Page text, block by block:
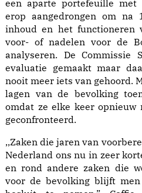
een aparte portefeuille
erop aangedrongen om
inhoud en het functioneren
voor- of nadelen voor de
analyseren. De
evaluatie gemaakt maar
nooit meer iets van gehoord.
lagen van de bevolking
omdat ze elke keer opnieuw
geconfronteerd.
,,Zaken die jaren van
Nederland ons nu in zeer
en rond andere zaken die
voor de bevolking blijft